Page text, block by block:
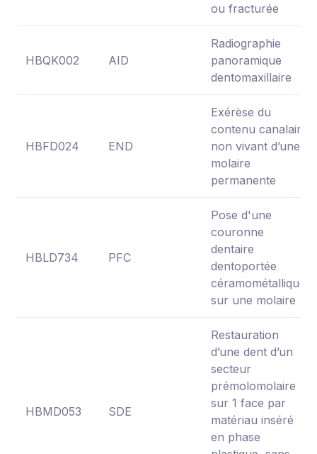
ou fracturée
HBQK002 AID
Radiographie
panoramique
dentomaxillaire
HBFD024 END
Exérèse du
contenu canalaire
non vivant d’une
molaire
permanente
HBLD734 PFC
Pose d'une
couronne
dentaire
dentoportée
céramométallique
sur une molaire
HBMD053 SDE
Restauration
d’une dent d’un
secteur
prémolomolaire
sur 1 face par
matériau inséré
en phase